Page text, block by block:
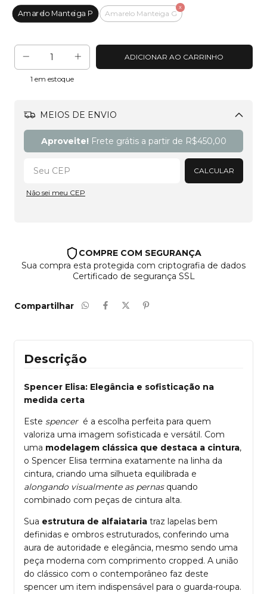
Amarelo Manteiga P Amarelo Manteiga G
1 em estoque
MEIOS DE ENVIO
Alterar CEP
Aproveite! Frete grátis a partir de R$450,00
CALCULAR
Não sei meu CEP
COMPRE COM SEGURANÇA
Sua compra esta protegida com criptografia de dados
Certificado de segurança SSL
Compartilhar
Descrição
Spencer Elisa: Elegância e sofisticação na
medida certa
Este spenceré a escolha perfeita para quem
valoriza uma imagem sofisticada e versátil. Com
uma modelagem clássica que destaca a cintura,
o Spencer Elisa termina exatamente na linha da
cintura, criando uma silhueta equilibrada e
alongando visualmente as pernasquando
combinado com peças de cintura alta.
Sua estrutura de alfaiataria traz lapelas bem
definidas e ombros estruturados, conferindo uma
aura de autoridade e elegância, mesmo sendo uma
peça moderna com comprimento cropped. A união
do clássico com o contemporâneo faz deste
spencer um item indispensável para o guarda-roupa.